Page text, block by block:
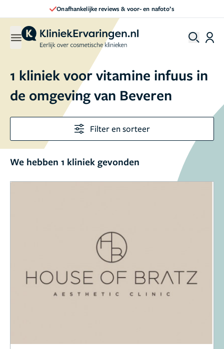
Onafhankelijke reviews & voor- en nafoto’s
1 kliniek voor vitamine infuus in
de omgeving van Beveren
Filter en sorteer
We hebben 1 kliniek gevonden